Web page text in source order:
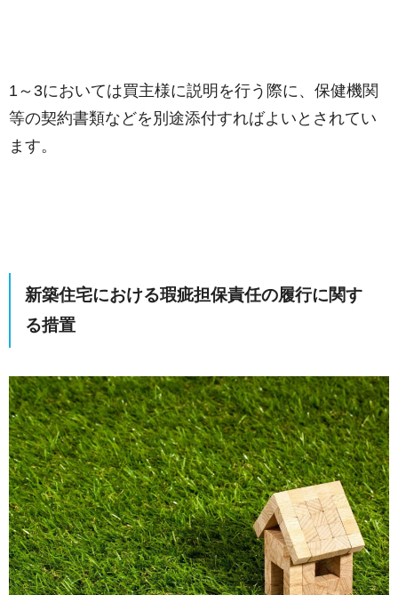
1～3においては買主様に説明を行う際に、保健機関
等の契約書類などを別途添付すればよいとされてい
ます。
新築住宅における瑕疵担保責任の履行に関す
る措置